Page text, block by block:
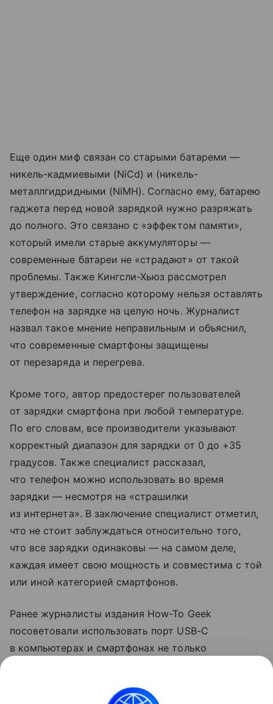
Еще один миф связан со старыми батареми —
никель-кадмиевыми (NiCd) и (никель-
металлгидридными (NiMH). Согласно ему, батарею
гаджета перед новой зарядкой нужно разряжать
до полного. Это связано с «эффектом памяти»,
который имели старые аккумуляторы —
современные батареи не «страдают» от такой
проблемы. Также Кингсли-Хьюз рассмотрел
утверждение, согласно которому нельзя оставлять
телефон на зарядке на целую ночь. Журналист
назвал такое мнение неправильным и объяснил,
что современные смартфоны защищены
от перезаряда и перегрева.
Кроме того, автор предостерег пользователей
от зарядки смартфона при любой температуре.
По его словам, все производители указывают
корректный диапазон для зарядки от 0 до +35
градусов. Также специалист рассказал,
что телефон можно использовать во время
зарядки — несмотря на «страшилки
из интернета». В заключение специалист отметил,
что не стоит заблуждаться относительно того,
что все зарядки одинаковы — на самом деле,
каждая имеет свою мощность и совместима с той
или иной категорией смартфонов.
Ранее журналисты издания How-To Geek
посоветовали использовать порт USB-C
в компьютерах и смартфонах не только
скорости и подключаться к мониторам.